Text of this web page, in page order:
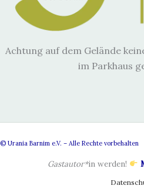
Achtung auf dem Gelände
im Parkhaus
© Urania Barnim e.V. – Alle Rechte vorbehalten
Gastautor*in werden!